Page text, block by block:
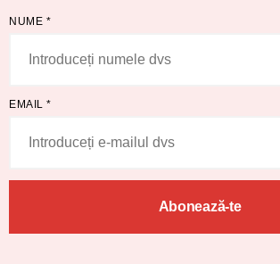
NUME *
EMAIL *
Abonează-te